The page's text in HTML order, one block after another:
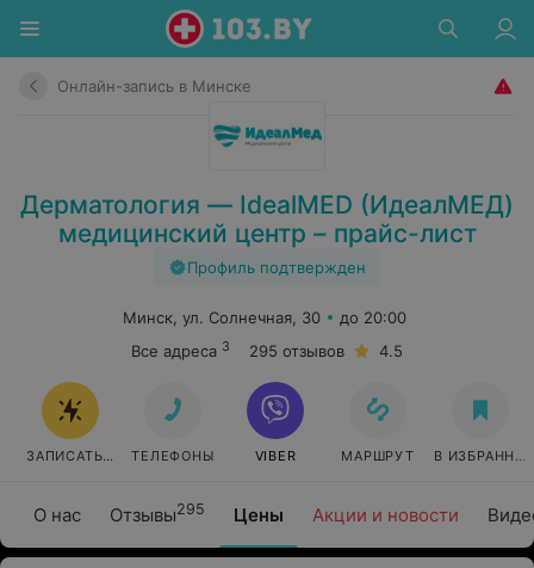
Онлайн-запись в Минске
Дерматология — IdealMED (ИдеалМЕД)
медицинский центр – прайс-лист
Профиль подтвержден
О нас Отзывы295 Цены Акции и новости
Минск, ул. Солнечная, 30
до 20:00
Все адреса 3 295 отзывов 4.5
ЗАПИСАТЬСЯ ОНЛАЙН
ТЕЛЕФОНЫ VIBER МАРШРУТ В ИЗБРАННОЕ